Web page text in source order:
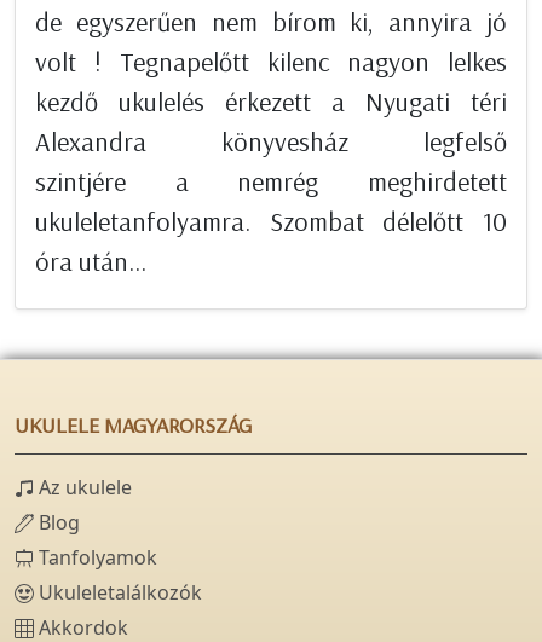
de egyszerűen nem bírom ki, annyira jó
volt ! Tegnapelőtt kilenc nagyon lelkes
kezdő ukulelés érkezett a Nyugati téri
Alexandra könyvesház legfelső
szintjére a nemrég meghirdetett
ukuleletanfolyamra. Szombat délelőtt 10
óra után...
UKULELE MAGYARORSZÁG
Az ukulele
Blog
Tanfolyamok
Ukuleletalálkozók
Akkordok